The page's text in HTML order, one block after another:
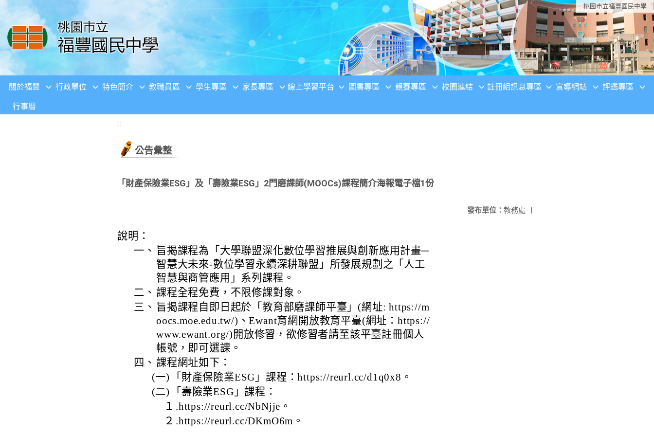
移至網頁之主要內容區位置 桃園市立福豐國民中學
關於福豐 行政單位 特色簡介 教職員區 學生專區 家長專區 線上學習平台 圖書專區 競賽專區 校園連結 註冊組訊息專區 宣導網站 評鑑專區
行事曆
:::
公告彙整
「財產保險業ESG」及「壽險業ESG」2門磨課師(MOOCs)課程簡介海報電子檔1份
發布單位： 教務處 |
說明：
一、 旨揭課程為「大學聯盟深化數位學習推展與創新應用計畫─
智慧大未來-數位學習永續深耕聯盟」所發展規劃之「人工
智慧與商管應用」系列課程。
二、 課程全程免費，不限修課對象。
三、 旨揭課程自即日起於「教育部磨課師平臺」(網址: https://m
oocs.moe.edu.tw/)、Ewant育網開放教育平臺(網址：https://
www.ewant.org/)開放修習，欲修習者請至該平臺註冊個人
帳號，即可選課。
四、 課程網址如下：
(一)
「財產保險業ESG」課程：https://reurl.cc/d1q0x8。
(二)
「壽險業ESG」課程：
１ .https://reurl.cc/NbNjje。
２ .https://reurl.cc/DKmO6m。